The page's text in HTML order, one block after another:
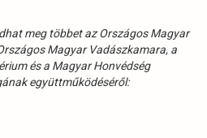
meg többet az Országos Magyar
Magyar Vadászkamara, a
és a Magyar Honvédség
együttműködéséről: